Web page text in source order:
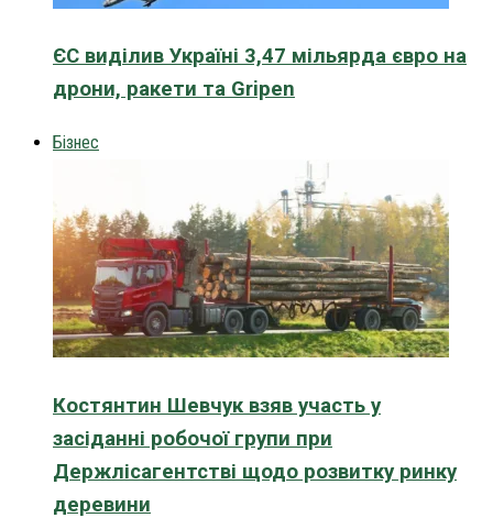
ЄС виділив Україні 3,47 мільярда євро на
дрони, ракети та Gripen
Бізнес
Костянтин Шевчук взяв участь у
засіданні робочої групи при
Держлісагентстві щодо розвитку ринку
деревини